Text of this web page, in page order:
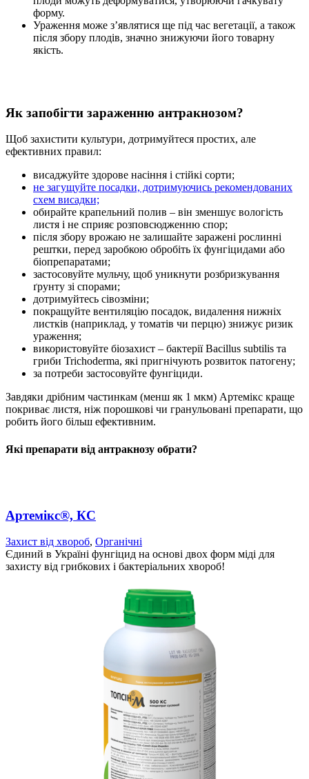
форму.
Ураження може з’являтися ще під час вегетації, а також
після збору плодів, значно знижуючи його товарну
якість.
Як запобігти зараженню антракнозом?
Щоб захистити культури, дотримуйтеся простих, але
ефективних правил:
висаджуйте здорове насіння і стійкі сорти;
не загущуйте посадки, дотримуючись рекомендованих
схем висадки;
обирайте крапельний полив – він зменшує вологість
листя і не сприяє розповсюдженню спор;
після збору врожаю не залишайте заражені рослинні
рештки, перед заробкою обробіть їх фунгіцидами або
біопрепаратами;
застосовуйте мульчу, щоб уникнути розбризкування
ґрунту зі спорами;
дотримуйтесь сівозміни;
покращуйте вентиляцію посадок, видалення нижніх
листків (наприклад, у томатів чи перцю) знижує ризик
ураження;
використовуйте біозахист – бактерії Bacillus subtilis та
гриби Trichoderma, які пригнічують розвиток патогену;
за потреби застосовуйте фунгіциди.
Завдяки дрібним частинкам (менш як 1 мкм) Артемікс краще
покриває листя, ніж порошкові чи гранульовані препарати, що
робить його більш ефективним.
Які препарати від антракнозу обрати?
Артемікс®, КС
Захист від хвороб, Органічні
Єдиний в Україні фунгіцид на основі двох форм міді для
захисту від грибкових і бактеріальних хвороб!